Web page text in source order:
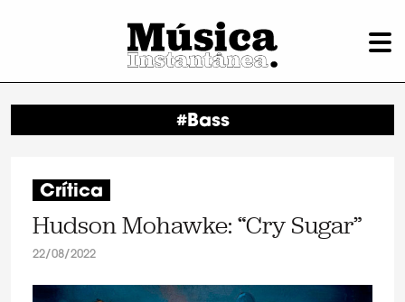
#Bass
Crítica
Hudson Mohawke: “Cry Sugar”
22/08/2022